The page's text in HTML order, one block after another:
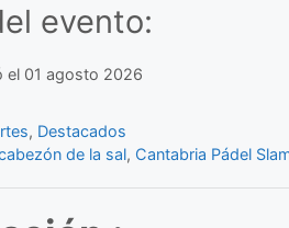
evento:
el 01 agosto 2026
, Destacados
de la sal, Cantabria Pádel